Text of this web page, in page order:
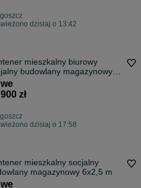
dzisiaj o 13:42
mieszkalny biurowy
budowlany magazynowy
m
zł
dzisiaj o 17:58
mieszkalny socjalny
magazynowy 6x2,5 m